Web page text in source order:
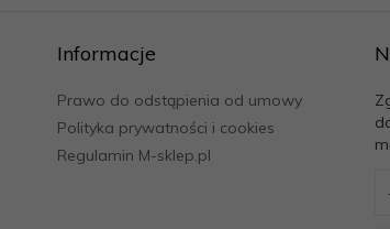
Informacje
Prawo do odstąpienia od umowy
Polityka prywatności i cookies
Regulamin M-sklep.pl